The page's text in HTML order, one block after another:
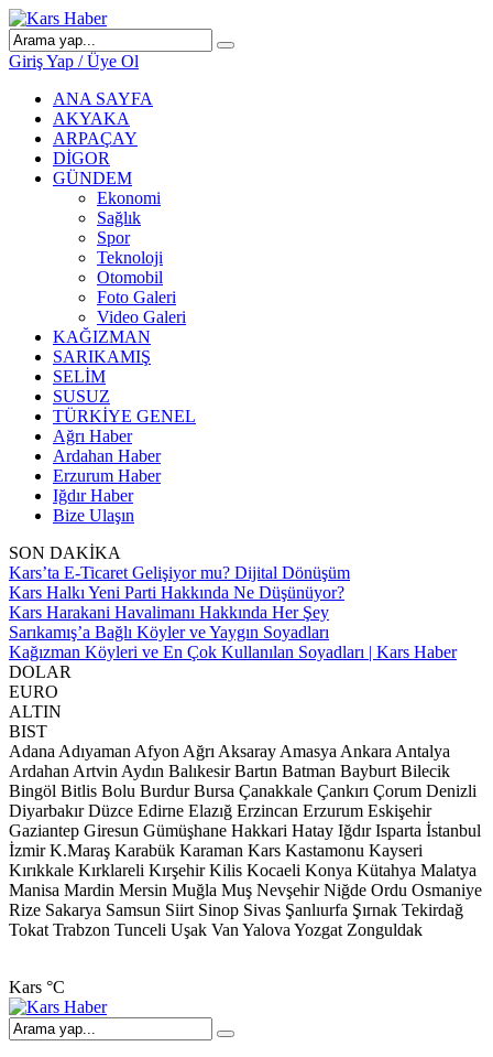
Giriş Yap / Üye Ol
ANA SAYFA
AKYAKA
ARPAÇAY
DİGOR
GÜNDEM
Ekonomi
Sağlık
Spor
Teknoloji
Otomobil
Foto Galeri
Video Galeri
KAĞIZMAN
SARIKAMIŞ
SELİM
SUSUZ
TÜRKİYE GENEL
Ağrı Haber
Ardahan Haber
Erzurum Haber
Iğdır Haber
Bize Ulaşın
SON DAKİKA
Kars’ta E-Ticaret Gelişiyor mu? Dijital Dönüşüm
Kars Halkı Yeni Parti Hakkında Ne Düşünüyor?
Kars Harakani Havalimanı Hakkında Her Şey
Sarıkamış’a Bağlı Köyler ve Yaygın Soyadları
Kağızman Köyleri ve En Çok Kullanılan Soyadları | Kars Haber
DOLAR
EURO
ALTIN
BIST
Adana Adıyaman Afyon Ağrı Aksaray Amasya Ankara Antalya
Ardahan Artvin Aydın Balıkesir Bartın Batman Bayburt Bilecik
Bingöl Bitlis Bolu Burdur Bursa Çanakkale Çankırı Çorum Denizli
Diyarbakır Düzce Edirne Elazığ Erzincan Erzurum Eskişehir
Gaziantep Giresun Gümüşhane Hakkari Hatay Iğdır Isparta İstanbul
İzmir K.Maraş Karabük Karaman Kars Kastamonu Kayseri
Kırıkkale Kırklareli Kırşehir Kilis Kocaeli Konya Kütahya Malatya
Manisa Mardin Mersin Muğla Muş Nevşehir Niğde Ordu Osmaniye
Rize Sakarya Samsun Siirt Sinop Sivas Şanlıurfa Şırnak Tekirdağ
Tokat Trabzon Tunceli Uşak Van Yalova Yozgat Zonguldak
Kars °C